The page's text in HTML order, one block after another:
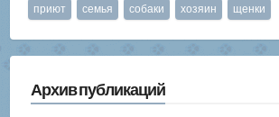
приют семья собаки хозяин щенки
Архив публикаций